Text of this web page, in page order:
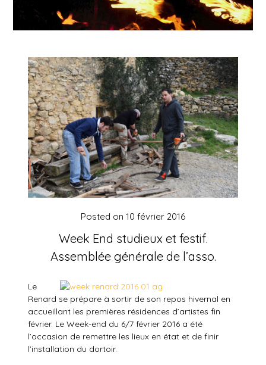
Week End studieux et festif.
Assemblée générale de l’asso.
Posted on 10 février 2016
Le
Renard se prépare à sortir de son repos hivernal en
accueillant les premières résidences d’artistes fin
février. Le Week-end du 6/7 février 2016 a été
l’occasion de remettre les lieux en état et de finir
l’installation du dortoir.